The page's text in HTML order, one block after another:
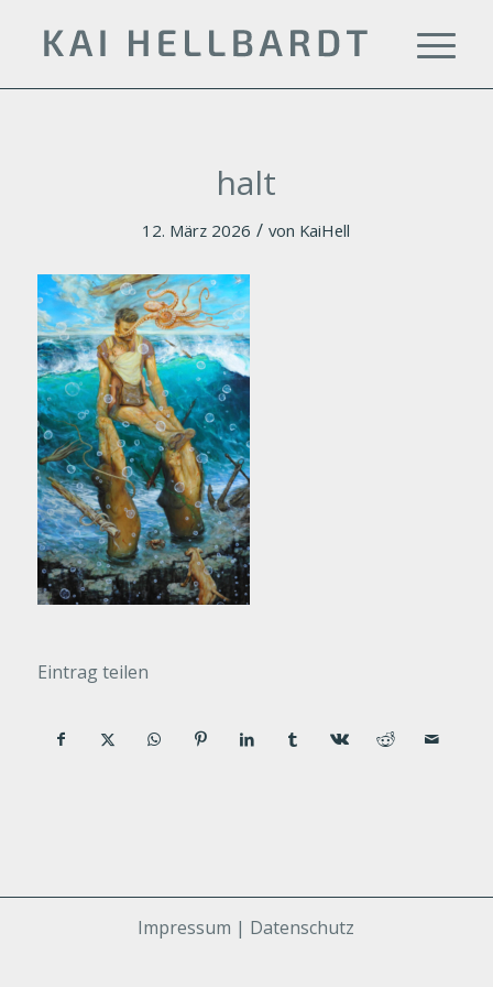
halt
12. März 2026 / von KaiHell
Eintrag teilen
Impressum | Datenschutz